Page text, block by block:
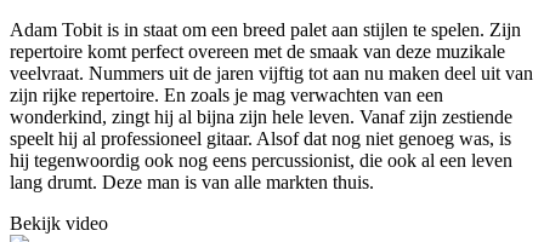
Adam Tobit is in staat om een breed palet aan stijlen te spelen. Zijn
repertoire komt perfect overeen met de smaak van deze muzikale
veelvraat. Nummers uit de jaren vijftig tot aan nu maken deel uit van
zijn rijke repertoire. En zoals je mag verwachten van een
wonderkind, zingt hij al bijna zijn hele leven. Vanaf zijn zestiende
speelt hij al professioneel gitaar. Alsof dat nog niet genoeg was, is
hij tegenwoordig ook nog eens percussionist, die ook al een leven
lang drumt. Deze man is van alle markten thuis.
Bekijk video